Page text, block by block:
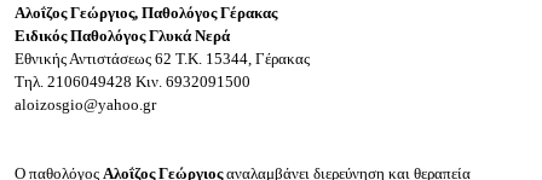
Αλοΐζος Γεώργιος, Παθολόγος Γέρακας
Ειδικός Παθολόγος Γλυκά Νερά
Εθνικής Αντιστάσεως 62 Τ.Κ. 15344, Γέρακας
Τηλ. 2106049428 Κιν. 6932091500
aloizosgio@yahoo.gr
Ο παθολόγος Αλοΐζος Γεώργιοςαναλαμβάνει διερεύνηση και θεραπεία